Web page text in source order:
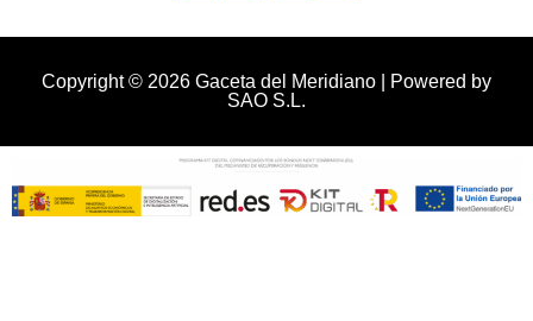
Copyright © 2026 Gaceta del Meridiano | Powered by
SAO S.L.